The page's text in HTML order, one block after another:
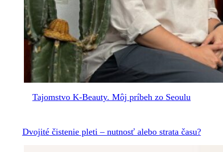
Tajomstvo K-Beauty. Môj príbeh zo Seoulu
Dvojité čistenie pleti – nutnosť alebo strata času?